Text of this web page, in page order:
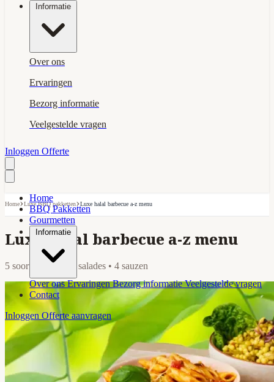
Informatie
Over ons
Ervaringen
Bezorg informatie
Veelgestelde vragen
Inloggen Offerte
Home
BBQ Pakketten
Gourmetten
Informatie
Over onsErvaringenBezorg informatieVeelgestelde vragen
Contact
Inloggen Offerte aanvragen
Home›Luxe BBQ pakketten›Luxe halal barbecue a-z menu
Luxe halal barbecue a-z menu
5 soorten vlees • 6 salades • 4 sauzen